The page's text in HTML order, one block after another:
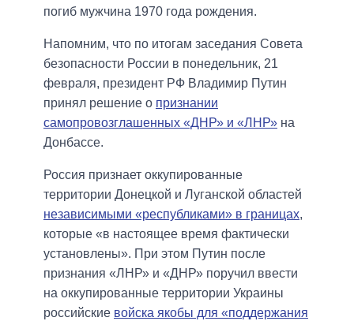
погиб мужчина 1970 года рождения.
Напомним, что по итогам заседания Совета
безопасности России в понедельник, 21
февраля, президент РФ Владимир Путин
принял решение о признании
самопровозглашенных «ДНР» и «ЛНР» на
Донбассе.
Россия признает оккупированные
территории Донецкой и Луганской областей
независимыми «республиками» в границах,
которые «в настоящее время фактически
установлены». При этом Путин после
признания «ЛНР» и «ДНР» поручил ввести
на оккупированные территории Украины
российские войска якобы для «поддержания